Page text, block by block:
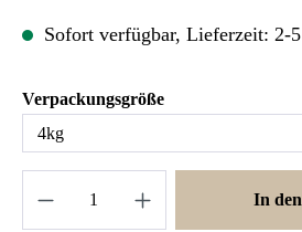
Sofort verfügbar, Lieferzeit: 2-
Verpackungsgrößeauswählen
In